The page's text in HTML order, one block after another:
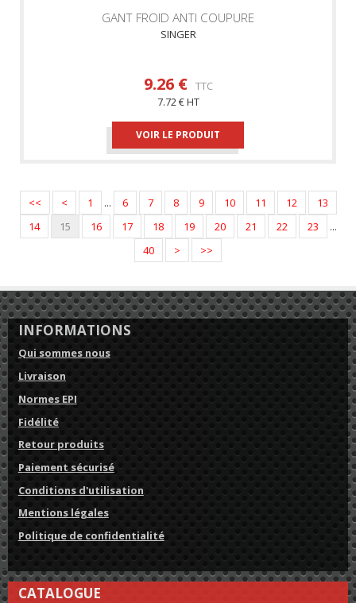
GANT FROID ANTI COUPURE
SINGER
9.26 € TTC
7.72 € HT
VOIR LE PRODUIT
<< < 1 ... 6 7 8 9 10 11 12
13
14
15 16 17 18 19 20 21 22 23
...
40
> >>
INFORMATIONS
Qui sommes nous
Livraison
Normes EPI
Fidélité
Retour produits
Paiement sécurisé
Conditions d'utilisation
Mentions légales
Politique de confidentialité
CATALOGUE